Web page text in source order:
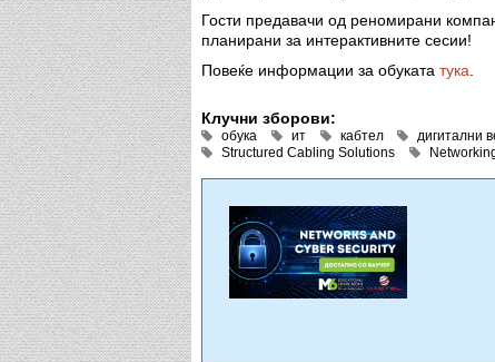
Гости предавачи од реномирани
планирани за интерактивните сесии!
Повеќе информации за обуката тука
Клучни зборови:
обука ит кабтел дигитални
Structured Cabling Solutions